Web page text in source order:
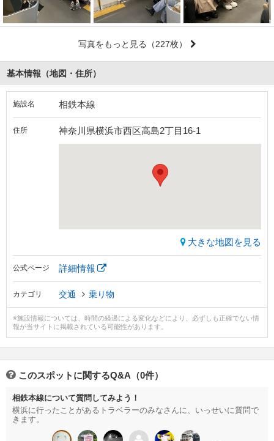
写真をもっと見る （227枚）
基本情報（地図・住所）
施設名 相鉄本線
住所 神奈川県横浜市西区高島2丁目16-1
大きな地図を見る
公式ページ 詳細情報
カテゴリ 交通 乗り物
※施設情報については、時間の経過による変化などにより、必ずしも正確でない情
報が当サイトに掲載されている可能性があります。
このスポットに関するQ&A（0件）
相鉄本線について質問してみよう！
横浜に行ったことがあるトラベラーのみなさんに、いっせいに質問で
きます。